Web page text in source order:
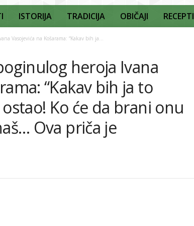
ISTORIJA TRADICIJA OBIČAJI RECEPTI
Vasojevića na Košarama: “Kakav bih ja...
heroja Ivana
“Kakav bih ja to
Ko će da brani onu
Ova priča je